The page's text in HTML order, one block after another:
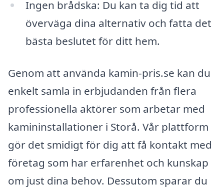
Ingen brådska: Du kan ta dig tid att
överväga dina alternativ och fatta det
bästa beslutet för ditt hem.
Genom att använda kamin-pris.se kan du
enkelt samla in erbjudanden från flera
professionella aktörer som arbetar med
kamininstallationer i Storå. Vår plattform
gör det smidigt för dig att få kontakt med
företag som har erfarenhet och kunskap
om just dina behov. Dessutom sparar du